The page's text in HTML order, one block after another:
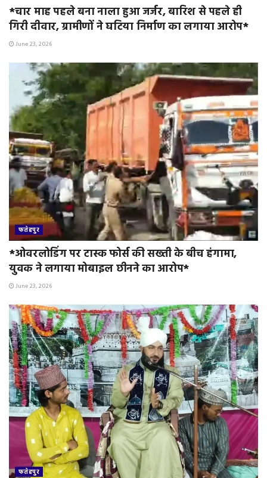
*चार माह पहले बना नाला हुआ जर्जर, बारिश से पहले ही
गिरी दीवार, ग्रामीणों ने घटिया निर्माण का लगाया आरोप*
June 23, 2026
फतेहपुर
*ओवरलोडिंग पर टास्क फोर्स की सख्ती के बीच हंगामा,
युवक ने लगाया मोबाइल छीनने का आरोप*
June 23, 2026
फतेहपुर